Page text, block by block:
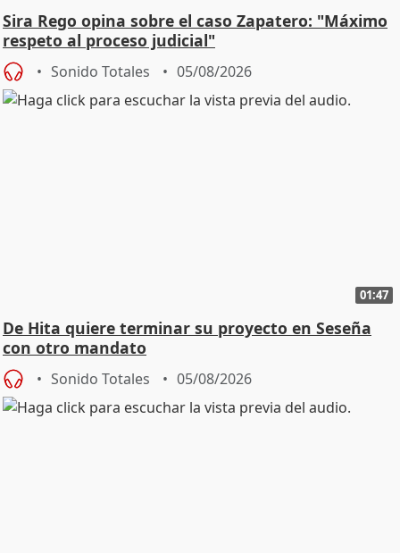
Sira Rego opina sobre el caso Zapatero: "Máximo
respeto al proceso judicial"
Sonido Totales 05/08/2026
01:47
De Hita quiere terminar su proyecto en Seseña
con otro mandato
Sonido Totales 05/08/2026